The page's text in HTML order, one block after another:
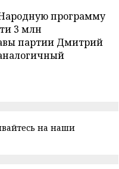
Народную программу
3 млн
партии Дмитрий
на наши